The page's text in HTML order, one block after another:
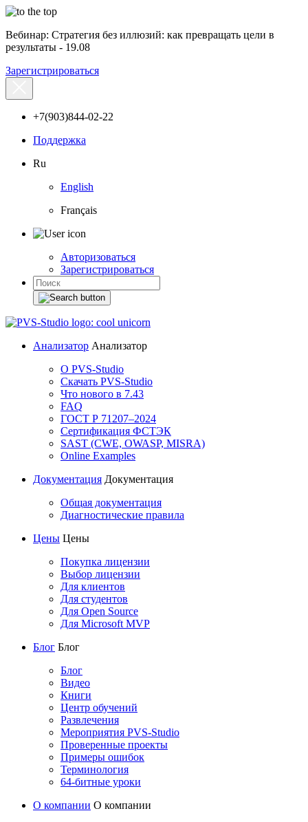
Вебинар: Стратегия без иллюзий: как превращать цели в
результаты - 19.08
Зарегистрироваться
+7(903)844-02-22
Поддержка
Ru
English
Français
Авторизоваться
Зарегистрироваться
Анализатор Анализатор
О PVS-Studio
Скачать PVS-Studio
Что нового в 7.43
FAQ
ГОСТ Р 71207–2024
Сертификация ФСТЭК
SAST (CWE, OWASP, MISRA)
Online Examples
Документация Документация
Общая документация
Диагностические правила
Цены Цены
Покупка лицензии
Выбор лицензии
Для клиентов
Для студентов
Для Open Source
Для Microsoft MVP
Блог Блог
Блог
Видео
Книги
Центр обучений
Развлечения
Мероприятия PVS-Studio
Проверенные проекты
Примеры ошибок
Терминология
64-битные уроки
О компании О компании